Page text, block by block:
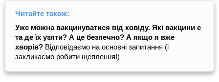
Читайте також:
Уже можна вакцинуватися від ковіду. Які вакцини є
та де їх узяти? А це безпечно? А якщо я вже
хворів? Відповідаємо на основні запитання (і
закликаємо робити щеплення!)